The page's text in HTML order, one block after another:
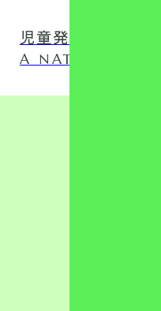
児童発達支援事業
A NATURAL